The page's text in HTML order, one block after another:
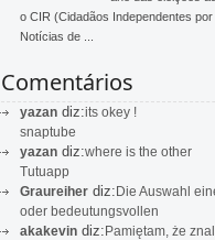
o CIR (Cidadãos Independentes
Notícias de ...
Comentários
yazan diz:its okey !
snaptube
yazan diz:where is the other
Tutuapp
Graureiher diz:Die Auswahl
oder bedeutungsvollen
akakevin diz:Pamiętam, że